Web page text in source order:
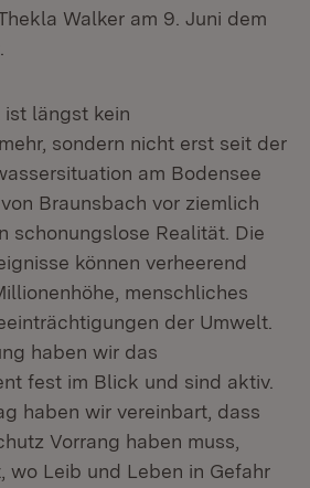
Walker am 9. Juni dem
ist längst kein
sondern nicht erst seit der
am Bodensee
Braunsbach vor ziemlich
schonungslose Realität. Die
können verheerend
menschliches
der Umwelt.
haben wir das
fest im Blick und sind aktiv.
haben wir vereinbart, dass
Vorrang haben muss,
wo Leib und Leben in Gefahr